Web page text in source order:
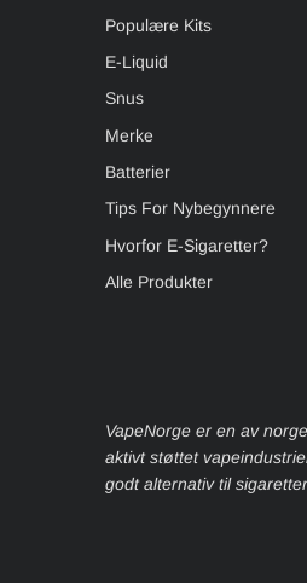
Populære Kits
E-Liquid
Snus
Merke
Batterier
Tips For Nybegynnere
Hvorfor E-Sigaretter?
Alle Produkter
VapeNorge er en av
aktivt støttet
godt alternativ til